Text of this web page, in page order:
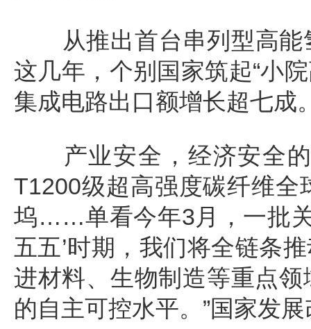
从推出首台串列型高能
这几年，个别国家筑起“小
集成电路出口额增长超七成
产业安全，经济安全的
T1200级超高强度碳纤维全
坞……单看今年3月，一批关
五五’时期，我们将全链条
进材料、生物制造等重点
的自主可控水平。”国家发